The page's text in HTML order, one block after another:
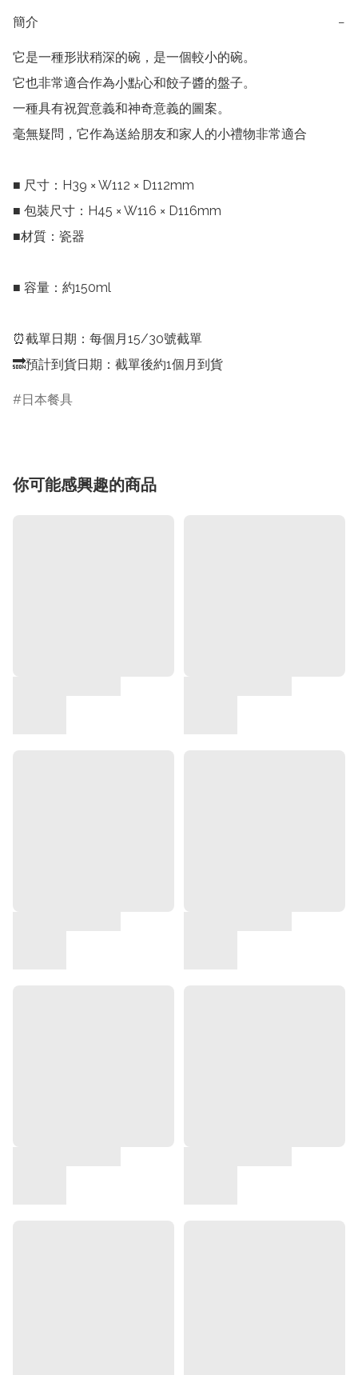
簡介 −
它是一種形狀稍深的碗，是一個較小的碗。
它也非常適合作為小點心和餃子醬的盤子。
一種具有祝賀意義和神奇意義的圖案。
毫無疑問，它作為送給朋友和家人的小禮物非常適合
■ 尺寸：H39 × W112 × D112mm
■ 包裝尺寸：H45 × W116 × D116mm
■材質：瓷器
■ 容量：約150ml
⏰截單日期：每個月15/30號截單
🔜預計到貨日期：截單後約1個月到貨
日本餐具
你可能感興趣的商品